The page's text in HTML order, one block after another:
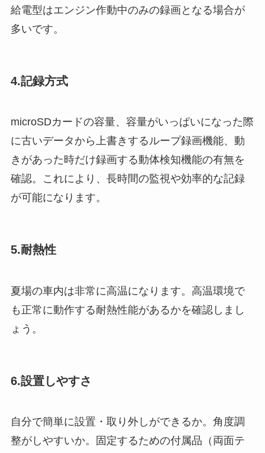
給電型はエンジン作動中のみの録画となる場合が
多いです。
4.記録方式
microSDカードの容量、容量がいっぱいになった際
に古いデータから上書きするループ録画機能、動
きがあった時だけ録画する動体検知機能の有無を
確認。これにより、長時間の監視や効率的な記録
が可能になります。
5.耐熱性
夏場の車内は非常に高温になります。高温環境で
も正常に動作する耐熱性能があるかを確認しまし
ょう。
6.設置しやすさ
自分で簡単に設置・取り外しができるか。角度調
整がしやすいか。固定するための付属品（両面テ